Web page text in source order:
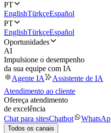
PT
EnglishTürkçeEspañol
PT
EnglishTürkçeEspañol
Oportunidades
AI
Impulsione o desempenho
da sua equipe com IA
Agente IA
Assistente de IA
Atendimento ao cliente
Ofereça atendimento
de excelência
Chat para sitesChatbot
Todos os canais